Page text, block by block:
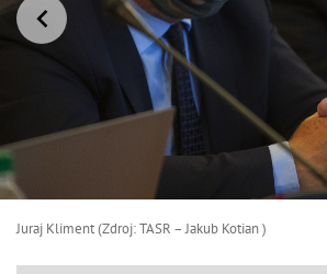
Juraj Kliment (Zdroj: TASR – Jakub Kotian )